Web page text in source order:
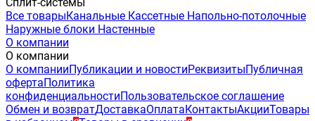
Все товарыКанальные Кассетные Напольно-потолочные
Наружные блоки Настенные
О компании
О компании
О компанииПубликации и новостиРеквизитыПубличная
офертаПолитика
конфиденциальностиПользовательское соглашение
Обмен и возвратДоставкаОплатаКонтактыАкцииТовары